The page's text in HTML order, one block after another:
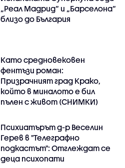
„Реал Мадрид“ и „Барселона“
близо до България
Като средновековен
фентъзи роман:
Призрачният град Крако,
който в миналото е бил
пълен с живот (СНИМКИ)
Психиатърът д-р Веселин
Герев в "Телеграфно
подкастът": Отглеждат се
деца психопати